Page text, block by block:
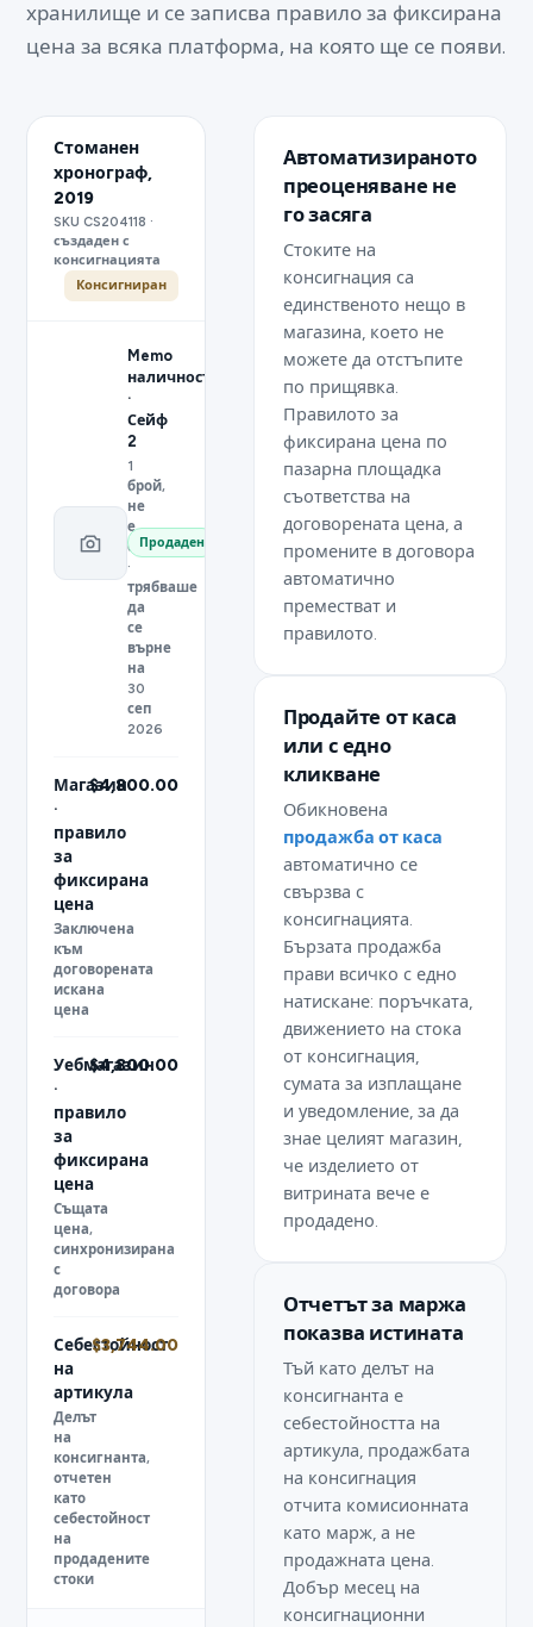
хранилище и се записва правило за фиксирана
цена за всяка платформа, на която ще се появи.
Стоманен
хронограф,
2019
SKU CS204118 ·
създаден с
консигнацията
Консигниран
Memo
наличност
·
Сейф
2
1
брой,
не
е
собственост
·
трябваше
да
се
върне
на
30
сеп
2026
Продаден
Магазин
·
правило
за
фиксирана
цена
Заключена
към
договорената
искана
цена
$4,800.00
Уебмагазин
·
правило
за
фиксирана
цена
Същата
цена,
синхронизирана
с
договора
$4,800.00
Себестойност
на
артикула
Делът
на
консигнанта,
отчетен
като
себестойност
на
продадените
стоки
$3,744.00
Автоматизираното
преоценяване не
го засяга
Стоките на
консигнация са
единственото нещо в
магазина, което не
можете да отстъпите
по прищявка.
Правилото за
фиксирана цена по
пазарна площадка
съответства на
договорената цена, а
промените в договора
автоматично
преместват и
правилото.
Продайте от каса
или с едно
кликване
Обикновена
продажба от каса
автоматично се
свързва с
консигнацията.
Бързата продажба
прави всичко с едно
натискане: поръчката,
движението на стока
от консигнация,
сумата за изплащане
и уведомление, за да
знае целият магазин,
че изделието от
витрината вече е
продадено.
Отчетът за маржа
показва истината
Тъй като делът на
консигнанта е
себестойността на
артикула, продажбата
на консигнация
отчита комисионната
като марж, а не
продажната цена.
Добър месец на
консигнационни